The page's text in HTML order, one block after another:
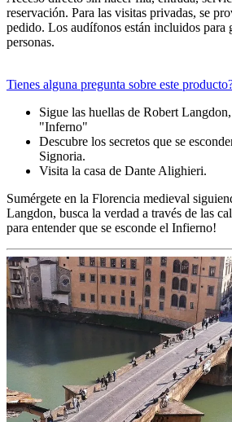
reservación. Para las visitas privadas, se
pedido. Los audífonos están incluidos para
personas.
Tienes alguna pregunta sobre este
Sigue las huellas de Robert
"Inferno"
Descubre los secretos que se
Signoria.
Visita la casa de Dante Alighieri.
Sumérgete en la Florencia medieval
Langdon, busca la verdad a través de las
para entender que se esconde el Infierno!